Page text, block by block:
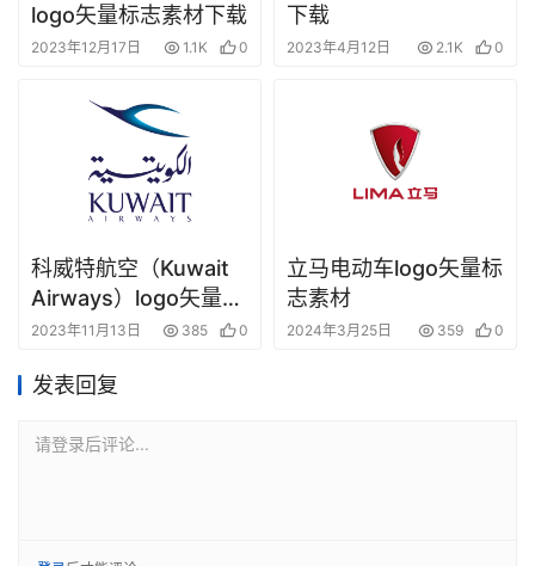
logo矢量标志素材下载
2023年12月17日 1.1K 0
下载
2023年4月12日 2.1K 0
科威特航空（Kuwait
Airways）logo矢量标
志素材下载
2023年11月13日 385 0
立马电动车logo矢量标
志素材
2024年3月25日 359 0
发表回复
请登录后评论...